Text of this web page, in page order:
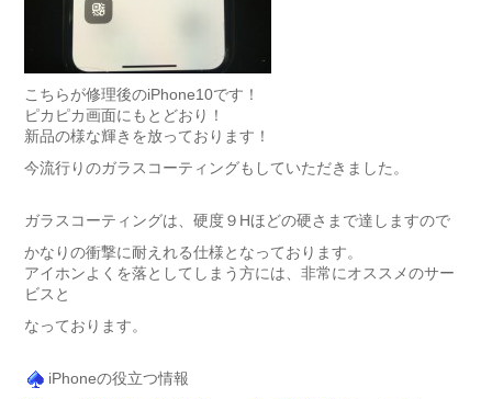
こちらが修理後のiPhone10です！
ピカピカ画面にもとどおり！
新品の様な輝きを放っております！
今流行りのガラスコーティングもしていただきました。
ガラスコーティングは、硬度９Hほどの硬さまで達しますので
かなりの衝撃に耐えれる仕様となっております。
アイホンよくを落としてしまう方には、非常にオススメのサー
ビスと
なっております。
iPhoneの役立つ情報